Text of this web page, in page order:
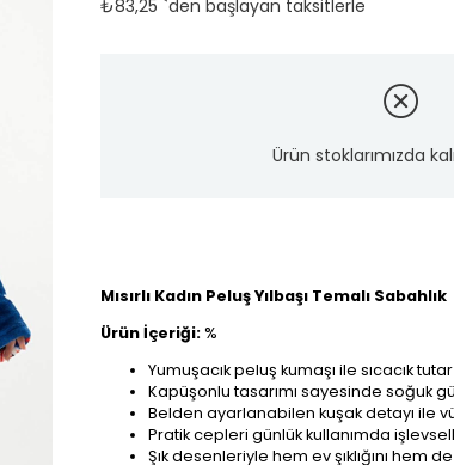
₺83,25 `den başlayan taksitlerle
Ürün stoklarımızda
Mısırlı Kadın Peluş Yılbaşı Temalı Sabahlık
Ürün İçeriği:%
Yumuşacık peluş kumaşı ile sıcacık
Kapüşonlu tasarımı sayesinde soğuk
Belden ayarlanabilen kuşak detayı ile
Pratik cepleri günlük kullanımda
Şık desenleriyle hem ev şıklığını hem